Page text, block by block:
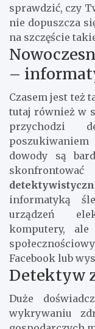
sprawdzić, czy
nie dopuszcza
na szczęście
–
Czasem jest też
tutaj również w
przychodzi
dowody są
informatyką
urządzeń
komputery,
Facebook lub
Detektyw
Duże
wykrywaniu